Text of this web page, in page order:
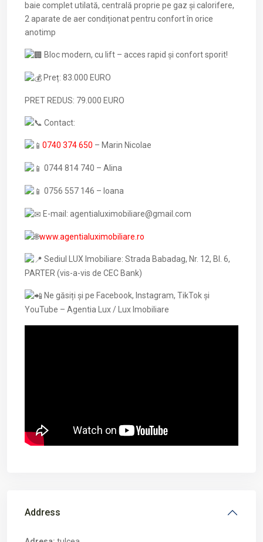
baie complet utilată, centrală proprie pe gaz și calorifere,
2 aparate de aer condiționat pentru confort în orice
anotimp
Bloc modern, cu lift – acces rapid și confort sporit!
Preț: 83.000 EURO
PRET REDUS: 79.000 EURO
Contact:
0740 374 650 – Marin Nicolae
0744 814 740 – Alina
0756 557 146 – Ioana
E-mail: agentialuximobiliare@gmail.com
www.agentialuximobiliare.ro
Sediul LUX Imobiliare: Strada Babadag, Nr. 12, Bl. 6,
PARTER (vis-a-vis de CEC Bank)
Ne găsiți și pe Facebook, Instagram, TikTok și
YouTube – Agentia Lux / Lux Imobiliare
Address